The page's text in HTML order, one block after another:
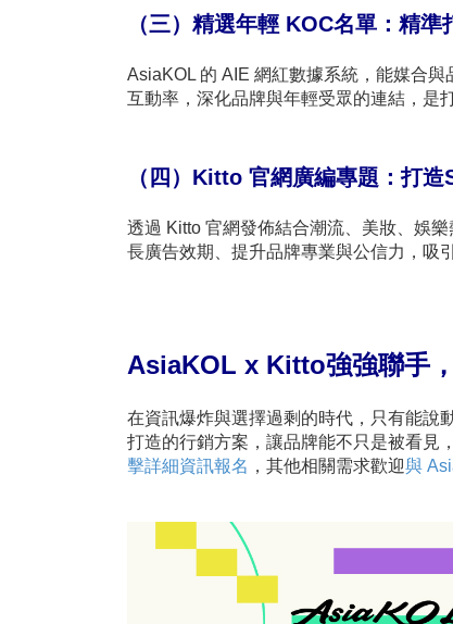
（三）精選年輕 KOC名單：精準
AsiaKOL 的 AIE 網紅數據系統，能媒合
互動率，深化品牌與年輕受眾的連結，是
（四）Kitto 官網廣編專題：打造
透過 Kitto 官網發佈結合潮流、美妝、娛
長廣告效期、提升品牌專業與公信力，吸
AsiaKOL x Kitto強強聯手
在資訊爆炸與選擇過剩的時代，只有能說
打造的行銷方案，讓品牌能不只是被看見
擊詳細資訊報名 ，其他相關需求歡迎與